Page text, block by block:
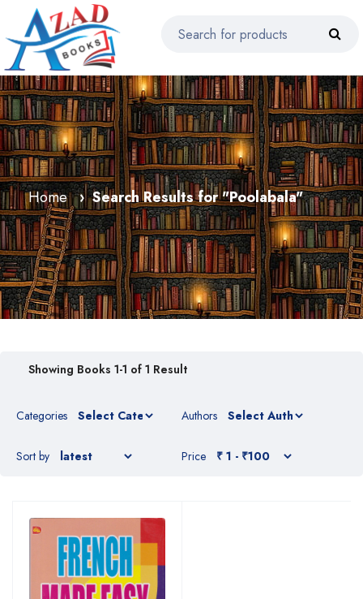
Home Search Results for "Poolabala"
Showing Books 1-1 of 1 Result
Categories Authors
Sort by Price